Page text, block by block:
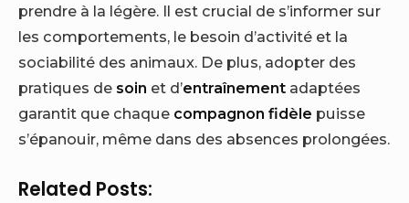
prendre à la légère. Il est crucial de s’informer sur
les comportements, le besoin d’activité et la
sociabilité des animaux. De plus, adopter des
pratiques de soin et d’entraînement adaptées
garantit que chaque compagnon fidèle puisse
s’épanouir, même dans des absences prolongées.
Related Posts: